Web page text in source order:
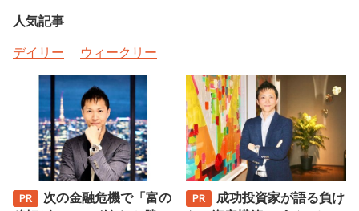
人気記事
デイリー
ウィークリー
次の金融危機で「富の
成功投資家が語る負け